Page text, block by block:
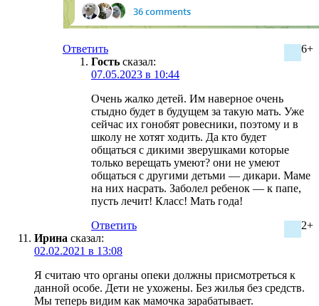
6+
Ответить
Гость сказал:
07.05.2023 в 10:44
Очень жалко детей. Им наверное очень
стыдно будет в будущем за такую мать. Уже
сейчас их гонобят ровесники, поэтому и в
школу не хотят ходить. Да кто будет
общаться с дикими зверушками которые
только верещать умеют? они не умеют
общаться с другими детьми — дикари. Маме
на них насрать. Заболел ребенок — к папе,
пусть лечит! Класс! Мать года!
2+
Ответить
Ирина сказал:
02.02.2021 в 13:08
Я считаю что органы опеки должны присмотреться к
данной особе. Дети не ухожены. Без жилья без средств.
Мы теперь видим как мамочка зарабатывает.